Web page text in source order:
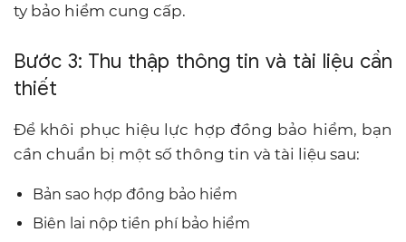
ty bảo hiểm cung cấp.
Bước 3: Thu thập thông tin và tài liệu cần
thiết
Để khôi phục hiệu lực hợp đồng bảo hiểm, bạn
cần chuẩn bị một số thông tin và tài liệu sau:
Bản sao hợp đồng bảo hiểm
Biên lai nộp tiền phí bảo hiểm